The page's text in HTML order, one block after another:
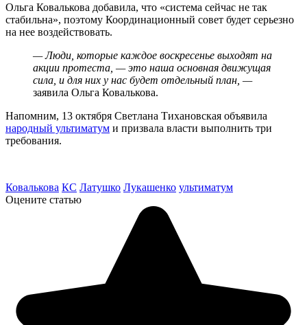
Ольга Ковалькова добавила, что «система сейчас не так
стабильна», поэтому Координационный совет будет серьезно
на нее воздействовать.
— Люди, которые каждое воскресенье выходят на
акции протеста, — это наша основная движущая
сила, и для них у нас будет отдельный план, —
заявила Ольга Ковалькова.
Напомним, 13 октября Светлана Тихановская объявила
народный ультиматум и призвала власти выполнить три
требования.
Ковалькова КС Латушко Лукашенко ультиматум
Оцените статью